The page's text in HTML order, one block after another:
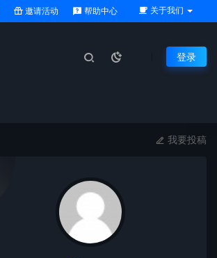
邀请活动 帮助中心 关于我们
登录
我要投稿